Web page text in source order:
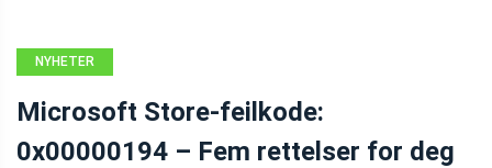
NYHETER
Microsoft Store-feilkode:
0x00000194 – Fem rettelser for deg